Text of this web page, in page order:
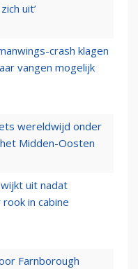
uit’
crash klagen
vangen mogelijk
wereldwijd onder
Midden-Oosten
wijkt uit nadat
in cabine
Farnborough